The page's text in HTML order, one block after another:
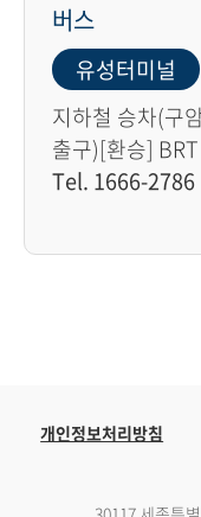
버스
유성터미널
지하철 승차(구
출구)[환승]
Tel. 1666-2786
개인정보처리방침